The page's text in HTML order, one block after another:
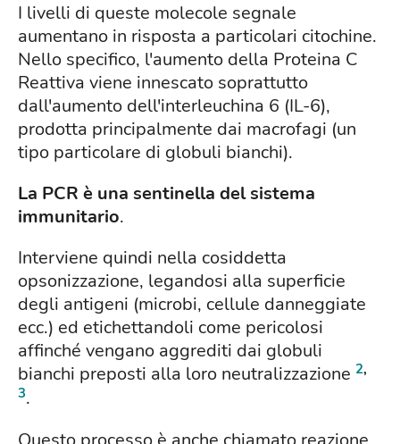
I livelli di queste molecole segnale
aumentano in risposta a particolari citochine.
Nello specifico, l'aumento della Proteina C
Reattiva viene innescato soprattutto
dall'aumento dell'interleuchina 6 (IL-6),
prodotta principalmente dai macrofagi (un
tipo particolare di globuli bianchi).
La PCR è una sentinella del sistema
immunitario.
Interviene quindi nella cosiddetta
opsonizzazione, legandosi alla superficie
degli antigeni (microbi, cellule danneggiate
ecc.) ed etichettandoli come pericolosi
affinché vengano aggrediti dai globuli
bianchi preposti alla loro neutralizzazione 2,
3.